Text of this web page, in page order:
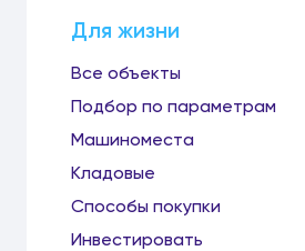
Для жизни
Все объекты
Подбор по параметрам
Машиноместа
Кладовые
Способы покупки
Инвестировать